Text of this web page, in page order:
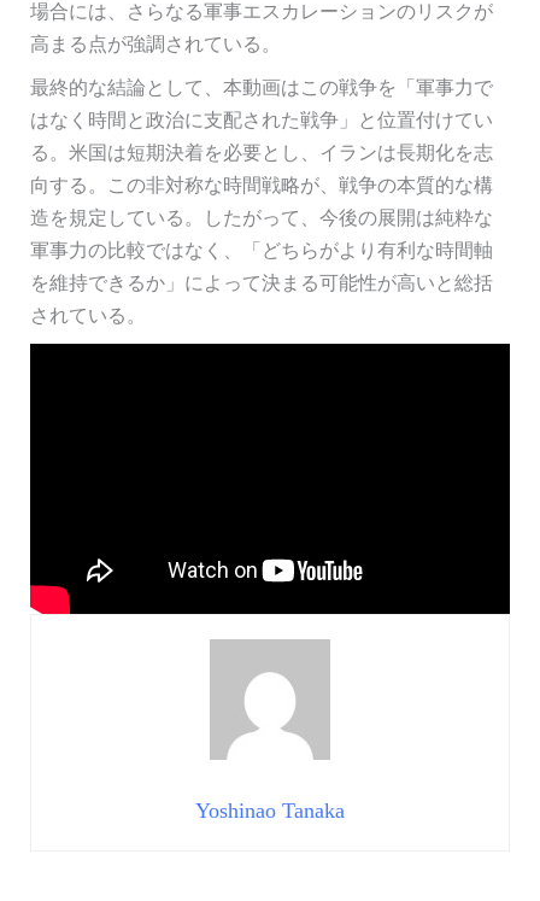
場合には、さらなる軍事エスカレーションのリスクが
高まる点が強調されている。
最終的な結論として、本動画はこの戦争を「軍事力で
はなく時間と政治に支配された戦争」と位置付けてい
る。米国は短期決着を必要とし、イランは長期化を志
向する。この非対称な時間戦略が、戦争の本質的な構
造を規定している。したがって、今後の展開は純粋な
軍事力の比較ではなく、「どちらがより有利な時間軸
を維持できるか」によって決まる可能性が高いと総括
されている。
Yoshinao Tanaka